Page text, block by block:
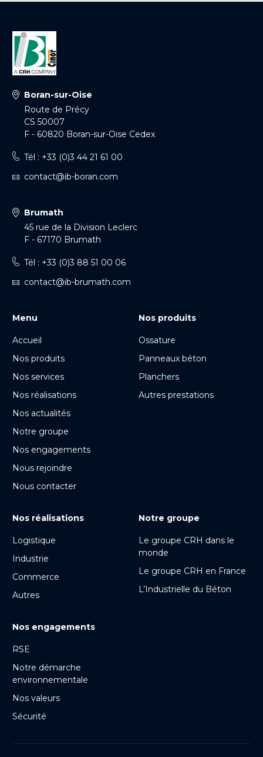
Boran-sur-Oise
Route de Précy
CS 50007
F - 60820 Boran-sur-Oise Cedex
Tél : +33 (0)3 44 21 61 00
contact@ib-boran.com
Brumath
45 rue de la Division Leclerc
F - 67170 Brumath
Tél : +33 (0)3 88 51 00 06
contact@ib-brumath.com
Menu
Accueil
Nos produits
Nos services
Nos réalisations
Nos actualités
Notre groupe
Nos engagements
Nous rejoindre
Nous contacter
Nos produits
Ossature
Panneaux béton
Planchers
Autres prestations
Nos réalisations
Logistique
Industrie
Commerce
Autres
Notre groupe
Le groupe CRH dans le
monde
Le groupe CRH en France
L’Industrielle du Béton
Nos engagements
RSE
Notre démarche
environnementale
Nos valeurs
Sécurité